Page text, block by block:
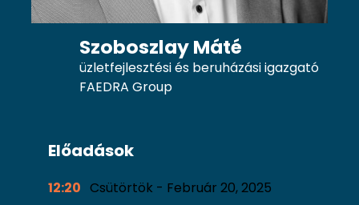
Szoboszlay Máté
üzletfejlesztési és beruházási igazgató
FAEDRA Group
Előadások
12:20 Csütörtök - Február 20, 2025